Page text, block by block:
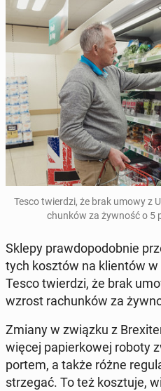
Tesco twier­dzi, że brak umowy z
chun­ków za żywność o 5
Sklepy praw­do­po­dob­nie
tych kosztów na klien­tów
Tesco twier­dzi, że brak
wzrost ra­chun­ków za
Zmiany w związku z
więcej pa­pier­ko­wej roboty
por­tem, a także różne
strze­gać. To też kosz­tu­je,